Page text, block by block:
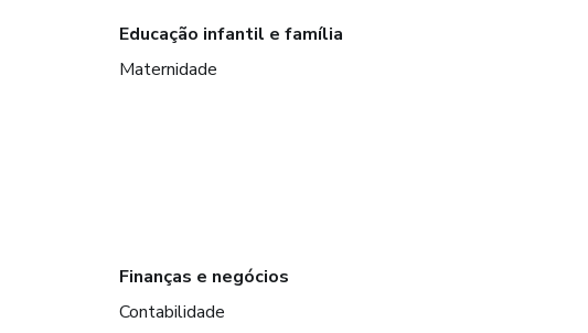
Educação infantil e família
Maternidade
Finanças e negócios
Contabilidade